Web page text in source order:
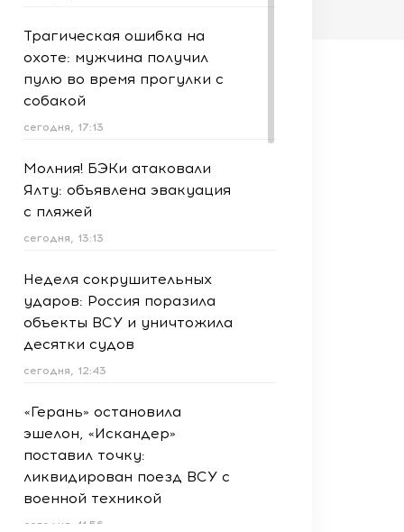
Трагическая ошибка на
охоте: мужчина получил
пулю во время прогулки с
собакой
сегодня, 17:13
Молния! БЭКи атаковали
Ялту: объявлена эвакуация
с пляжей
сегодня, 13:13
Неделя сокрушительных
ударов: Россия поразила
объекты ВСУ и уничтожила
десятки судов
сегодня, 12:43
«Герань» остановила
эшелон, «Искандер»
поставил точку:
ликвидирован поезд ВСУ с
военной техникой
сегодня, 11:56